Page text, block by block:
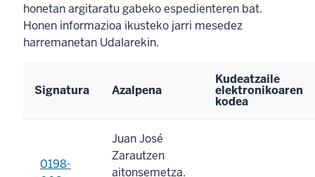
honetan argitaratu gabeko espedienteren bat.
Honen informazioa ikusteko jarri mesedez
harremanetan Udalarekin.
Signatura Azalpena
Kudeatzaile
elektronikoaren
kodea
0198-
Juan José
Zarautzen
aitonsemetza.